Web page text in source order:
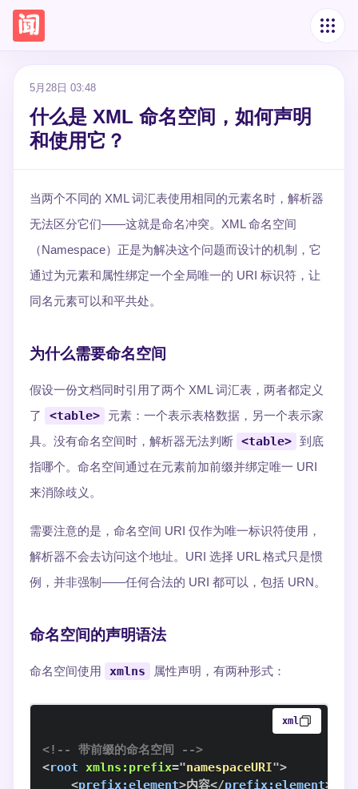
5月28日 03:48
什么是 XML 命名空间，如何声明
和使用它？
当两个不同的 XML 词汇表使用相同的元素名时，解析器
无法区分它们——这就是命名冲突。XML 命名空间
（Namespace）正是为解决这个问题而设计的机制，它
通过为元素和属性绑定一个全局唯一的 URI 标识符，让
同名元素可以和平共处。
为什么需要命名空间
假设一份文档同时引用了两个 XML 词汇表，两者都定义
了
<table>
元素：一个表示表格数据，另一个表示家
具。没有命名空间时，解析器无法判断 <table> 到底
指哪个。命名空间通过在元素前加前缀并绑定唯一 URI
来消除歧义。
需要注意的是，命名空间 URI 仅作为唯一标识符使用，
解析器不会去访问这个地址。URI 选择 URL 格式只是惯
例，并非强制——任何合法的 URI 都可以，包括 URN。
命名空间的声明语法
命名空间使用 xmlns 属性声明，有两种形式：
xml
<!-- 带前缀的命名空间 -->
<root xmlns: prefix="namespaceURI">
<prefix:element>内容</prefix:element>